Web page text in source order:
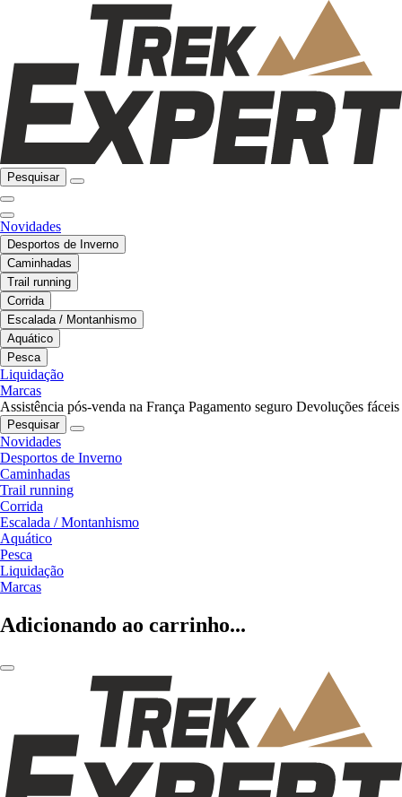
Pesquisar
Novidades
Desportos de Inverno
Caminhadas
Trail running
Corrida
Escalada / Montanhismo
Aquático
Pesca
Liquidação
Marcas
Assistência pós-venda na França Pagamento seguro Devoluções fáceis
Pesquisar
Novidades
Desportos de Inverno
Caminhadas
Trail running
Corrida
Escalada / Montanhismo
Aquático
Pesca
Liquidação
Marcas
Adicionando ao carrinho...